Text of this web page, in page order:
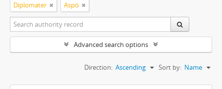
Diplomater Aspö
Advanced search options
Sort by: Name
Direction: Ascending